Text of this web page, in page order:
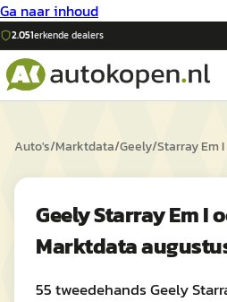
Ga naar inhoud
2.051erkende dealers
Auto's/Marktdata/Geely/Starray Em I
Geely Starray Em I
Marktdata
55 tweedehands Geely